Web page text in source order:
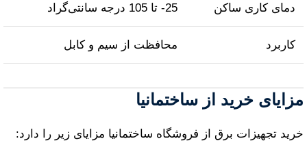
دمای کاری ساکن 25- تا 105 درجه سانتی‌گراد
کاربرد محافظت از سیم و کابل
مزایای خرید از ساختمانیا
خرید تجهیزات برق از فروشگاه ساختمانیا مزایای زیر را دارد: